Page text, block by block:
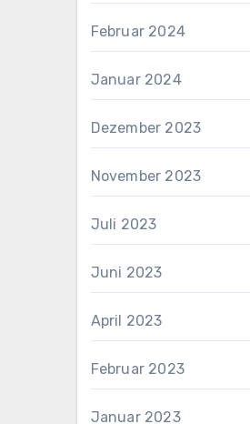
Februar 2024
Januar 2024
Dezember 2023
November 2023
Juli 2023
Juni 2023
April 2023
Februar 2023
Januar 2023